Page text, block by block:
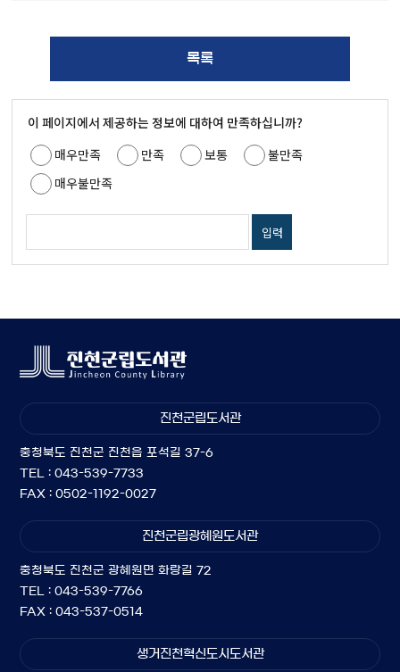
목록
이 페이지에서 제공하는 정보에 대하여 만족하십니까?
매우만족
만족 보통
불만족
매우불만족
진천군립도서관
충청북도 진천군 진천읍 포석길 37-6
TEL : 043-539-7733
FAX : 0502-1192-0027
진천군립광혜원도서관
충청북도 진천군 광혜원면 화랑길 72
TEL : 043-539-7766
FAX : 043-537-0514
생거진천혁신도시도서관